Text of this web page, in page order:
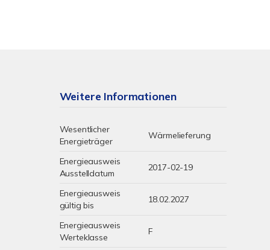
Weitere Informationen
Wesentlicher
Energieträger
Wärmelieferung
Energieausweis
Ausstelldatum
2017-02-19
Energieausweis
gültig bis
18.02.2027
Energieausweis
Werteklasse
F